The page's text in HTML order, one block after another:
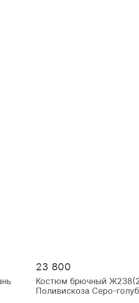
23 800
Костюм брючный
Поливискоза Серо-